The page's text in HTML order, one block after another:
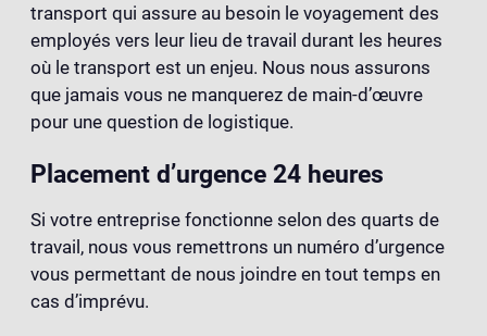
transport qui assure au besoin le voyagement des
employés vers leur lieu de travail durant les heures
où le transport est un enjeu. Nous nous assurons
que jamais vous ne manquerez de main-d’œuvre
pour une question de logistique.
Placement d’urgence 24 heures
Si votre entreprise fonctionne selon des quarts de
travail, nous vous remettrons un numéro d’urgence
vous permettant de nous joindre en tout temps en
cas d’imprévu.